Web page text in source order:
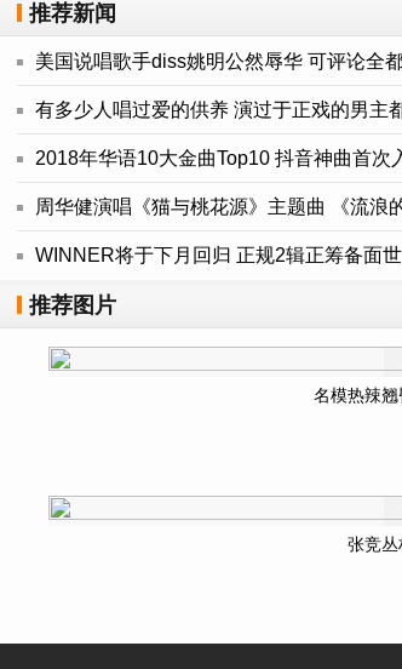
推荐新闻
美国说唱歌手diss姚明公然辱华 可评论全
有多少人唱过爱的供养 演过于正戏的男主
2018年华语10大金曲Top10 抖音神曲首次
周华健演唱《猫与桃花源》主题曲 《流浪
WINNER将于下月回归 正规2辑正筹备面世
推荐图片
名模热辣
张竞